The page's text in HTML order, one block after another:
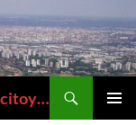
Élues communistes républicaines et citoyennes de la Métropole de Lyon